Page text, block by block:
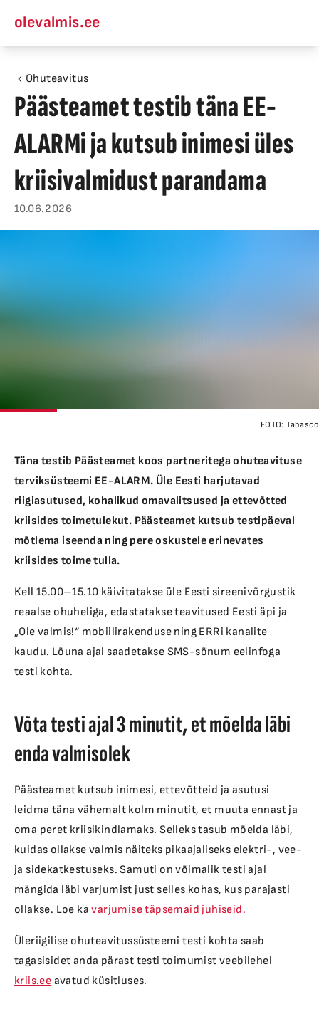
olevalmis.ee
Ohuteavitus
Päästeamet testib täna EE-
ALARMi ja kutsub inimesi üles
kriisivalmidust parandama
10.06.2026
FOTO:Tabasco
Täna testib Päästeamet koos partneritega ohuteavituse
terviksüsteemi EE-ALARM. Üle Eesti harjutavad
riigiasutused, kohalikud omavalitsused ja ettevõtted
kriisides toimetulekut. Päästeamet kutsub testipäeval
mõtlema iseenda ning pere oskustele erinevates
kriisides toime tulla.
Kell 15.00–15.10 käivitatakse üle Eesti sireenivõrgustik
reaalse ohuheliga, edastatakse teavitused Eesti äpi ja
„Ole valmis!“ mobiilirakenduse ning ERRi kanalite
kaudu. Lõuna ajal saadetakse SMS-sõnum eelinfoga
testi kohta.
Võta testi ajal 3 minutit, et mõelda läbi
enda valmisolek
Päästeamet kutsub inimesi, ettevõtteid ja asutusi
leidma täna vähemalt kolm minutit, et muuta ennast ja
oma peret kriisikindlamaks. Selleks tasub mõelda läbi,
kuidas ollakse valmis näiteks pikaajaliseks elektri-, vee-
ja sidekatkestuseks. Samuti on võimalik testi ajal
mängida läbi varjumist just selles kohas, kus parajasti
ollakse. Loe kavarjumise täpsemaid juhiseid.
Üleriigilise ohuteavitussüsteemi testi kohta saab
tagasisidet anda pärast testi toimumist veebilehel
kriis.ee avatud küsitluses.